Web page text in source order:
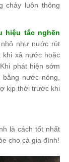
chảy luôn thông
hiệu tắc nghẽn
như nước rút
khi xả nước hoặc
phát hiện sớm
nước nóng,
kịp thời trước khi
là cách tốt nhất
cho cả gia đình!